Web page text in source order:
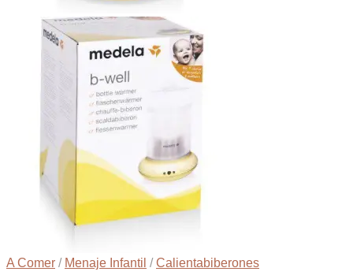
A Comer / Menaje Infantil / Calientabiberones